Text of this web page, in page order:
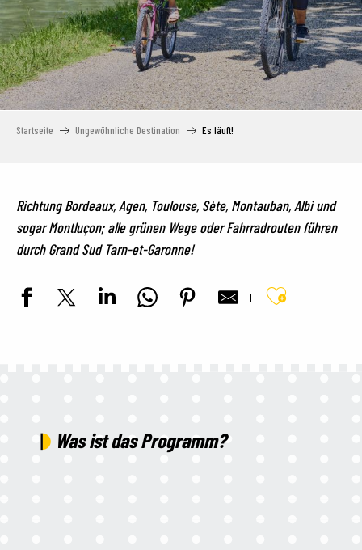
Startseite Ungewöhnliche Destination Es läuft!
Richtung Bordeaux, Agen, Toulouse, Sète, Montauban, Albi und
sogar Montluçon; alle grünen Wege oder Fahrradrouten führen
durch Grand Sud Tarn-et-Garonne!
Ajouter
Was ist das Programm?